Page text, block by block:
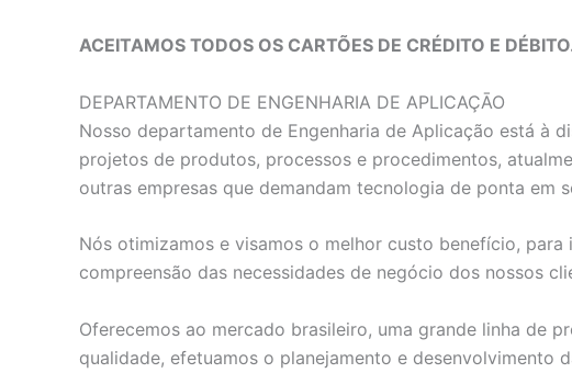
ACEITAMOS TODOS OS CARTÕES DE CRÉDITO E
DEPARTAMENTO DE ENGENHARIA DE APLICAÇĀO
Nosso departamento de Engenharia de Aplicação está à
projetos de produtos, processos e procedimentos,
outras empresas que demandam tecnologia de ponta em
Nós otimizamos e visamos o melhor custo benefício,
compreensão das necessidades de negócio dos nossos
Oferecemos ao mercado brasileiro, uma grande linha de
qualidade, efetuamos o planejamento e desenvolvimento